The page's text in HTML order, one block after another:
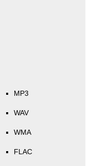
MP3
WAV
WMA
FLAC